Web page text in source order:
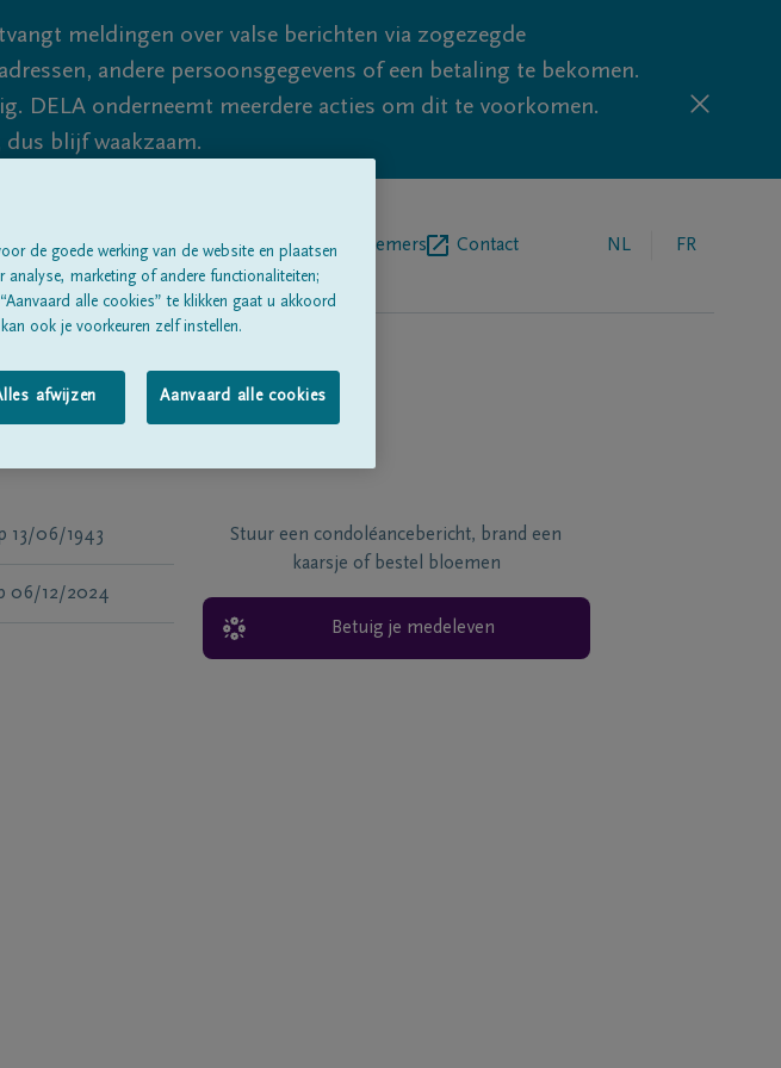
meldingen over valse berichten via zogezegde
andere persoonsgegevens of een betaling te bekomen.
DELA onderneemt meerdere acties om dit te voorkomen.
blijf waakzaam.
Alle rouwberichtenOver onsBegrafenisondernemers Contact NL FR
13/06/1943
06/12/2024
Stuur een condoléancebericht, brand een
kaarsje of bestel bloemen
Betuig je medeleven
de goede werking van de website en plaatsen
marketing of andere functionaliteiten;
alle cookies” te klikken gaat u akkoord
ook je voorkeuren zelf instellen.
afwijzen Aanvaard alle cookies